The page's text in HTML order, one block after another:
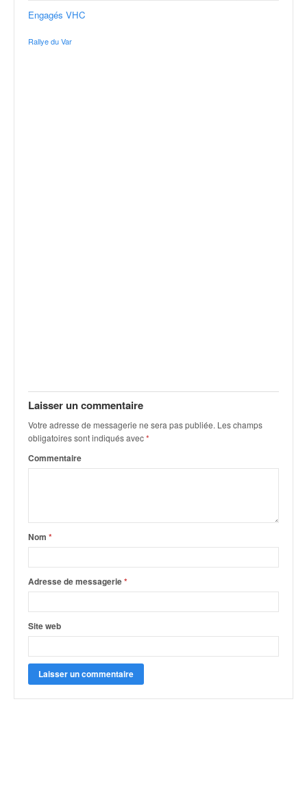
Engagés VHC
Rallye du Var
Laisser un commentaire
Votre adresse de messagerie ne sera pas publiée. Les champs
obligatoires sont indiqués avec*
Commentaire
Nom *
Adresse de messagerie*
Site web